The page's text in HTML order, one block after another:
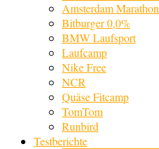
Amsterdam Marathon
Bitburger 0,0%
BMW Laufsport
Laufcamp
Nike Free
NCR
Quäse Fitcamp
TomTom
Runbird
Testberichte